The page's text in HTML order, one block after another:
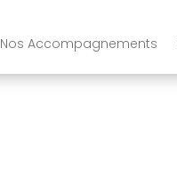
Nos Accompagnements